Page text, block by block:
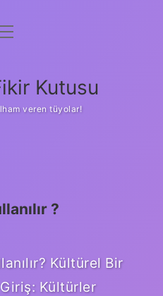
Uyarı
Kutusu
veren tüyolar!
?
Kültürel Bir
Kültürler